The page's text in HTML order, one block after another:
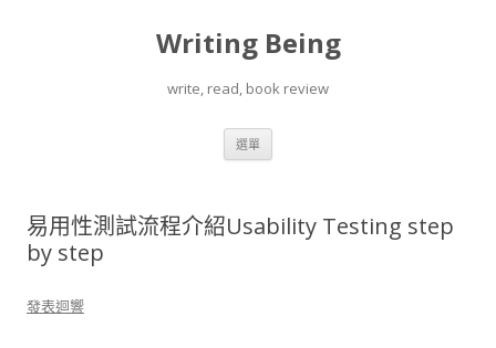
Writing Being
write, read, book review
選單
易用性測試流程介紹Usability Testing step
by step
發表迴響